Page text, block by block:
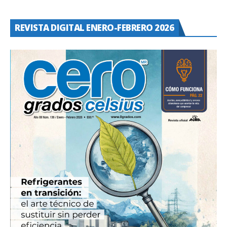
REVISTA DIGITAL ENERO-FEBRERO 2026